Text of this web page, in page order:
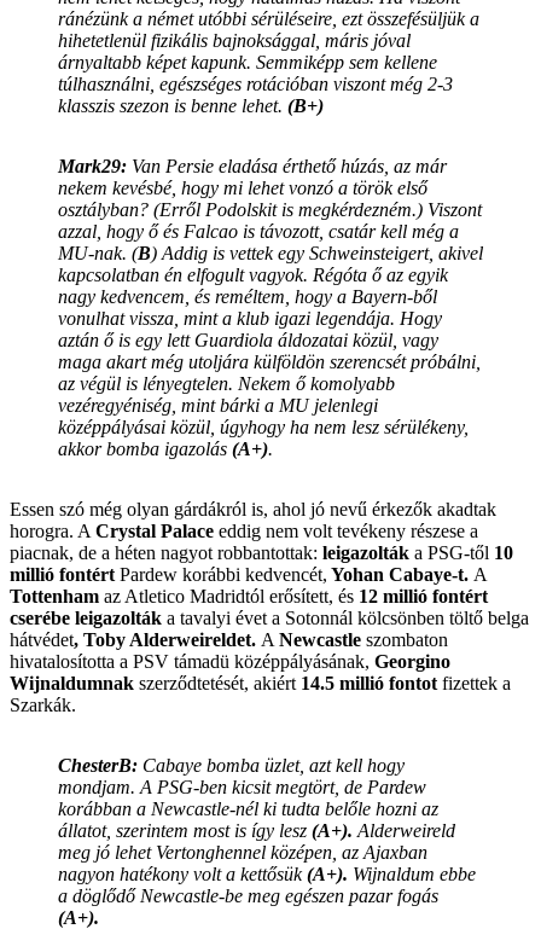
ránézünk a német utóbbi sérüléseire, ezt összefésüljük a
hihetetlenül fizikális bajnoksággal, máris jóval
árnyaltabb képet kapunk. Semmiképp sem kellene
túlhasználni, egészséges rotációban viszont még 2-3
klasszis szezon is benne lehet. (B+)
Mark29: Van Persie eladása érthető húzás, az már
nekem kevésbé, hogy mi lehet vonzó a török első
osztályban? (Erről Podolskit is megkérdezném.) Viszont
azzal, hogy ő és Falcao is távozott, csatár kell még a
MU-nak. (B) Addig is vettek egy Schweinsteigert, akivel
kapcsolatban én elfogult vagyok. Régóta ő az egyik
nagy kedvencem, és reméltem, hogy a Bayern-ből
vonulhat vissza, mint a klub igazi legendája. Hogy
aztán ő is egy lett Guardiola áldozatai közül, vagy
maga akart még utoljára külföldön szerencsét próbálni,
az végül is lényegtelen. Nekem ő komolyabb
vezéregyéniség, mint bárki a MU jelenlegi
középpályásai közül, úgyhogy ha nem lesz sérülékeny,
akkor bomba igazolás (A+).
Essen szó még olyan gárdákról is, ahol jó nevű érkezők akadtak
horogra. A Crystal Palace eddig nem volt tevékeny részese a
piacnak, de a héten nagyot robbantottak: leigazolták a PSG-től 10
millió fontért Pardew korábbi kedvencét, Yohan Cabaye-t. A
Tottenham az Atletico Madridtól erősített, és 12 millió fontért
cserébe leigazolták a tavalyi évet a Sotonnál kölcsönben töltő belga
hátvédet, Toby Alderweireldet. A Newcastle szombaton
hivatalosította a PSV támadü középpályásának, Georgino
Wijnaldumnak szerződtetését, akiért 14.5 millió fontot fizettek a
Szarkák.
ChesterB: Cabaye bomba üzlet, azt kell hogy
mondjam. A PSG-ben kicsit megtört, de Pardew
korábban a Newcastle-nél ki tudta belőle hozni az
állatot, szerintem most is így lesz (A+). Alderweireld
meg jó lehet Vertonghennel középen, az Ajaxban
nagyon hatékony volt a kettősük(A+). Wijnaldum ebbe
a döglődő Newcastle-be meg egészen pazar fogás
(A+).